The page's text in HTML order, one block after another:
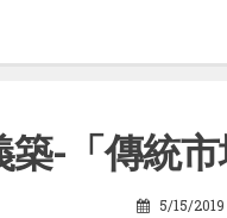
築-「傳統
5/15/2019